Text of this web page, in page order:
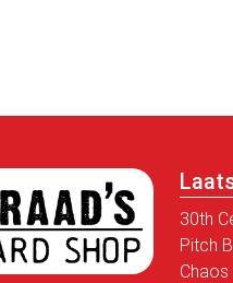
30th
Pitch
Chaos